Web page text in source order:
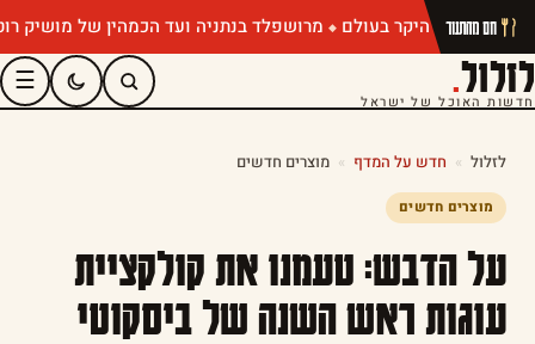
מרושפלד בנתניה ועד הכמהין של מושיק רוט: חם מהתנור
לזלול.
חדשות האוכל של ישראל
☰
לזלול » חדש על המדף » מוצרים חדשים
מוצרים חדשים
על הדבש: טעמנו את קולקציית
עוגות ראש השנה של ביסקוטי